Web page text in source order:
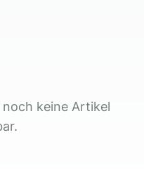
noch keine Artikel